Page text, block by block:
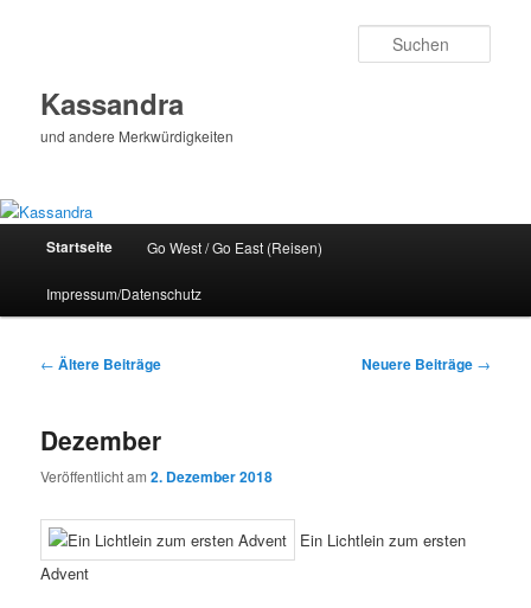
Kassandra
und andere Merkwürdigkeiten
HauptmenüStartseite Go West / Go East (Reisen)
Impressum/Datenschutz
Beitragsnavigation
← Ältere Beiträge Neuere Beiträge →
Dezember
Veröffentlicht am2. Dezember 2018
Ein Lichtlein zum ersten
Advent